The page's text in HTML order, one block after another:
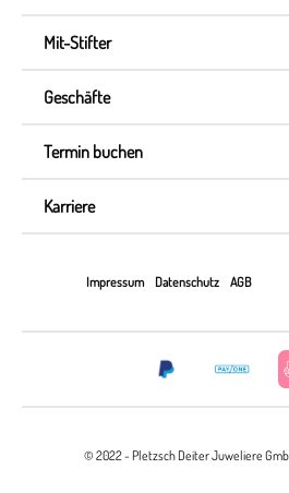
Mit-Stifter
Geschäfte
Termin buchen
Karriere
Impressum Datenschutz AGB
© 2022 - Pletzsch Deiter Juweliere